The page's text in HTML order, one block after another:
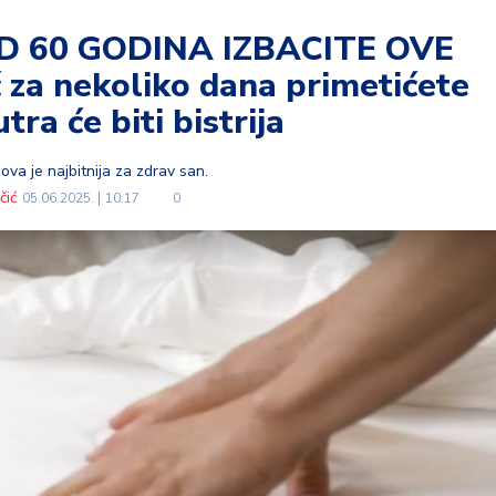
60 GODINA IZBACITE OVE
za nekoliko dana primetićete
će biti bistrija
je najbitnija za zdrav san.
05.06.2025. 10:17 0